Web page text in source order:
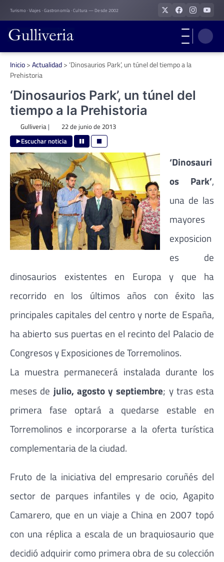
Skip
to
content
Turismo · Viajes · Gastronomía · Cultura — Desde 2002
Inicio>Actualidad> ‘Dinosaurios Park’, un túnel del tiempo a la
Prehistoria
‘Dinosaurios Park’, un túnel del
tiempo a la Prehistoria
Gulliveria| 22 de junio de 2013
Escuchar noticia
‘Dinosauri
os Park’,
una de las
mayores
exposicion
es de
dinosaurios existentes en Europa y que ha
recorrido en los últimos años con éxito las
principales capitales del centro y norte de España,
ha abierto sus puertas en el recinto del Palacio de
Congresos y Exposiciones de Torremolinos.
La muestra permanecerá instalada durante los
meses de julio, agosto y septiembre; y tras esta
primera fase optará a quedarse estable en
Torremolinos e incorporarse a la oferta turística
complementaria de la ciudad.
Fruto de la iniciativa del empresario coruñés del
sector de parques infantiles y de ocio, Agapito
Camarero, que en un viaje a China en 2007 topó
con una réplica a escala de un braquiosaurio que
decidió adquirir como primera obra de su colección